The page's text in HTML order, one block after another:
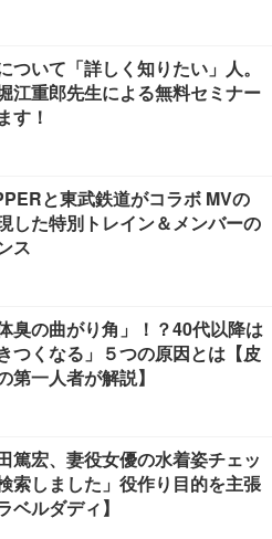
ついて「詳しく知りたい」人。
江重郎先生による無料セミナー
す！
と東武鉄道がコラボ MVの
した特別トレイン＆メンバーの
ス
臭の曲がり角」！？40代以降は
つくなる」５つの原因とは【皮
第一人者が解説】
篤宏、妻役女優の水着姿チェッ
索しました」役作り目的を主張
ベルダディ】